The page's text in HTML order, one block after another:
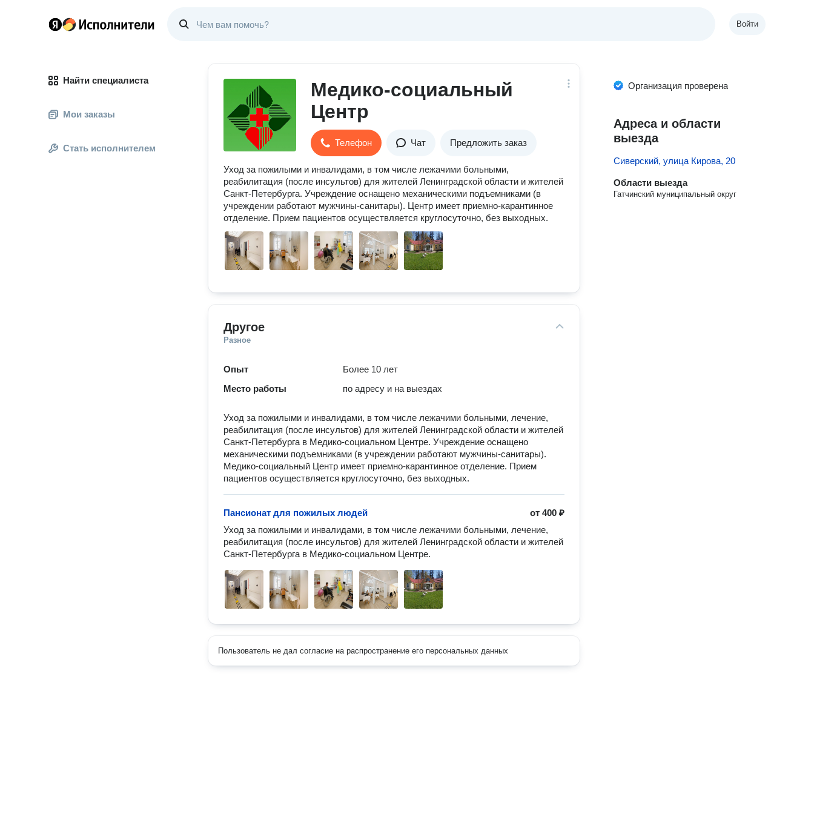
Войти
Найти специалиста
Мои заказы
Стать исполнителем
Медико-социальный
Центр
Телефон Чат Предложить заказ
Уход за пожилыми и инвалидами, в том числе лежачими больными,
реабилитация (после инсультов) для жителей Ленинградской области и жителей
Санкт-Петербурга. Учреждение оснащено механическими подъемниками (в
учреждении работают мужчины-санитары). Центр имеет приемно-карантинное
отделение. Прием пациентов осуществляется круглосуточно, без выходных.
Другое
Разное
Опыт
Более 10 лет
Место работы
по адресу и на выездах
Уход за пожилыми и инвалидами, в том числе лежачими больными, лечение,
реабилитация (после инсультов) для жителей Ленинградской области и жителей
Санкт-Петербурга в Медико-социальном Центре. Учреждение оснащено
механическими подъемниками (в учреждении работают мужчины-санитары).
Медико-социальный Центр имеет приемно-карантинное отделение. Прием
пациентов осуществляется круглосуточно, без выходных.
от400 ₽
Пансионат для пожилых людей
Уход за пожилыми и инвалидами, в том числе лежачими больными, лечение,
реабилитация (после инсультов) для жителей Ленинградской области и жителей
Санкт-Петербурга в Медико-социальном Центре.
Пользователь не дал согласие на распространение его персональных данных
Организация проверена
Адреса и области
выезда
Сиверский, улица Кирова, 20
Области выезда
Гатчинский муниципальный округ